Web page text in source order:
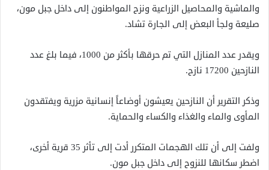
والماشية والمحاصيل الزراعية ونزح المواطنون إلى داخل جبل مون،
صليعة ولجأ البعض إلى الجارة تشاد.
ويقدر عدد المنازل التي تم حرقها بأكثر من 1000، فيما بلغ عدد
النازحين 17200 نازح.
وذكر التقرير أن النازحين يعيشون أوضاعاً إنسانية مزرية ويفتقدون
المأوى والماء والغذاء والكساء والحماية.
ولفت إلى أن تلك الهجمات المتكرر أدت إلى تأثر 35 قرية أخرى،
اضطر سكانها للنزوح إلى داخل جبل مون.